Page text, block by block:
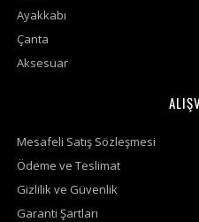
Ayakkabı
Çanta
Aksesuar
Mesafeli Satış Sözleşmesi
Ödeme ve Teslimat
Gizlilik ve Güvenlik
Garanti Şartları